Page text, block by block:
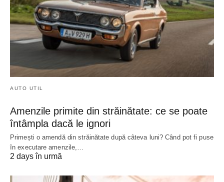
AUTO UTIL
Amenzile primite din străinătate: ce se poate
întâmpla dacă le ignori
Primești o amendă din străinătate după câteva luni? Când pot fi puse
în executare amenzile,…
2 days în urmă